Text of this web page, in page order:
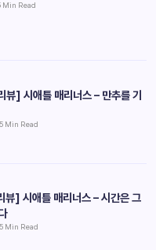
Min Read
뷰] 시애틀 매리너스 – 만추를 기
5 Min Read
뷰] 시애틀 매리너스 – 시간은 그
5 Min Read